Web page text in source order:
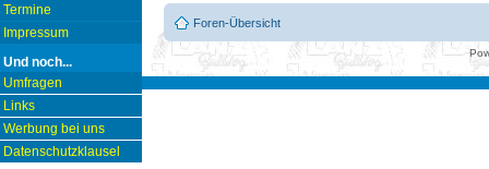
Termine
Impressum
Und noch...
Umfragen
Links
Werbung bei uns
Datenschutzklausel
Foren-Übersicht